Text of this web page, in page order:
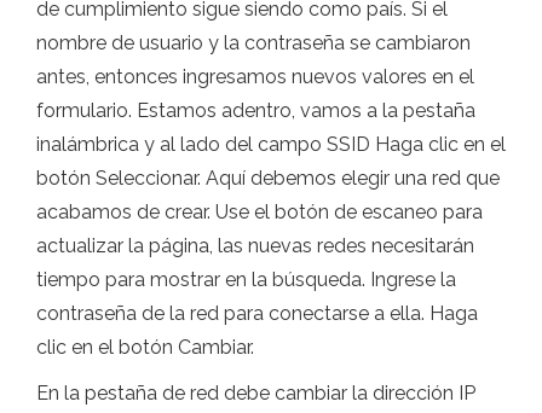
de cumplimiento sigue siendo como país. Si el
nombre de usuario y la contraseña se cambiaron
antes, entonces ingresamos nuevos valores en el
formulario. Estamos adentro, vamos a la pestaña
inalámbrica y al lado del campo SSID Haga clic en el
botón Seleccionar. Aquí debemos elegir una red que
acabamos de crear. Use el botón de escaneo para
actualizar la página, las nuevas redes necesitarán
tiempo para mostrar en la búsqueda. Ingrese la
contraseña de la red para conectarse a ella. Haga
clic en el botón Cambiar.
En la pestaña de red debe cambiar la dirección IP